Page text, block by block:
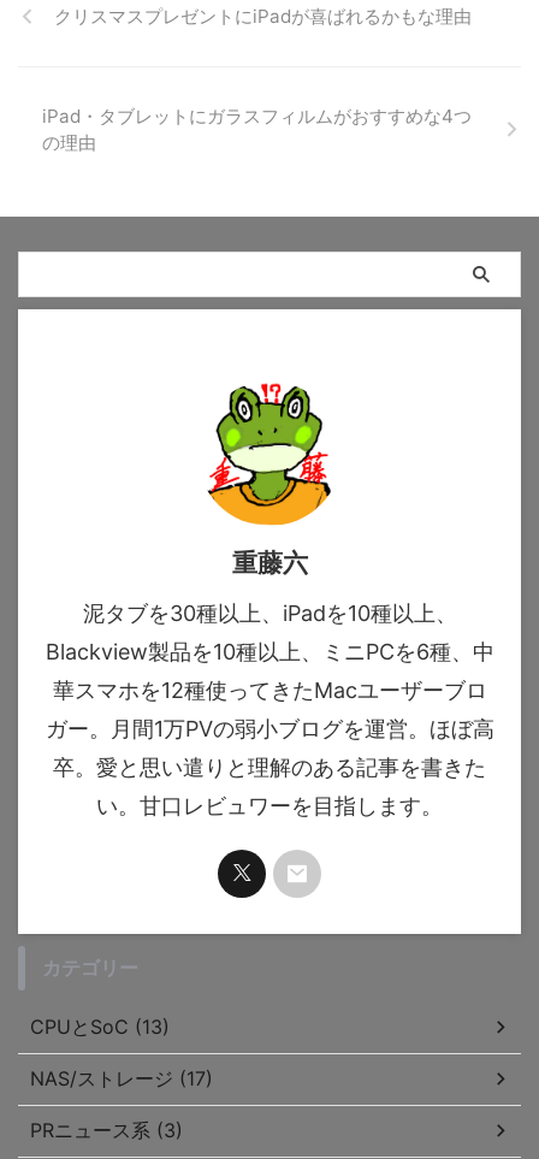
クリスマスプレゼントにiPadが喜ばれるかもな理由
iPad・タブレットにガラスフィルムがおすすめな4つ
の理由
重藤六
泥タブを30種以上、iPadを10種以上、
Blackview製品を10種以上、ミニPCを6種、中
華スマホを12種使ってきたMacユーザーブロ
ガー。月間1万PVの弱小ブログを運営。ほぼ高
卒。愛と思い遣りと理解のある記事を書きた
い。甘口レビュワーを目指します。
カテゴリー
CPUとSoC (13)
NAS/ストレージ (17)
PRニュース系 (3)